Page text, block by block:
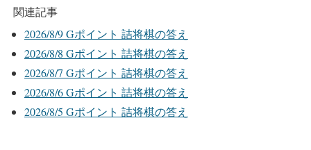
関連記事
2026/8/9 Gポイント 詰将棋の答え
2026/8/8 Gポイント 詰将棋の答え
2026/8/7 Gポイント 詰将棋の答え
2026/8/6 Gポイント 詰将棋の答え
2026/8/5 Gポイント 詰将棋の答え